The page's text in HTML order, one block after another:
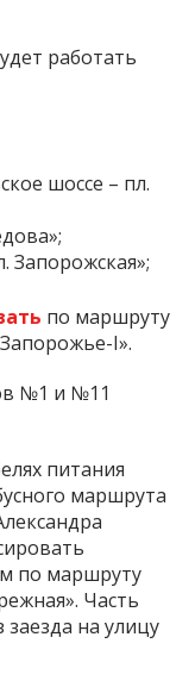
работать
шоссе – пл.
Запорожская»;
по маршруту
I».
№1 и №11
питания
маршрута
по маршруту
Часть
заезда на улицу